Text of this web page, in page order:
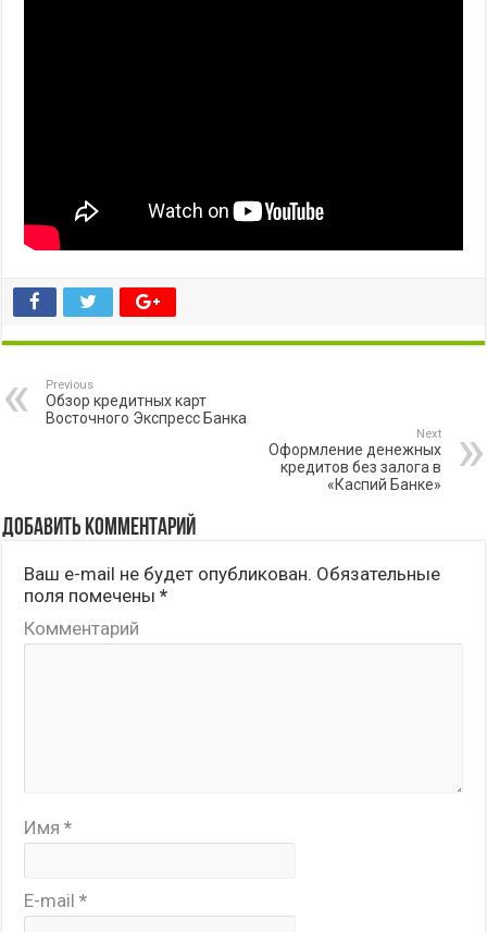
Previous
Обзор кредитных карт
Восточного Экспресс Банка
Next
Оформление денежных
кредитов без залога в
«Каспий Банке»
Добавить комментарий
Ваш e-mail не будет опубликован. Обязательные
поля помечены*
Комментарий
Имя*
E-mail*